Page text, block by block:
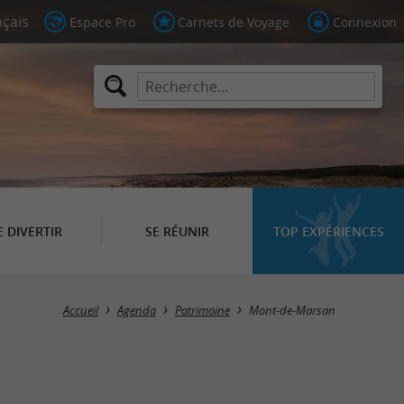
Espace Pro Carnets de Voyage Connexion
DIVERTIR SE RÉUNIR TOP EXPÉRIENCES
Masquer la carte
Accueil Agenda Patrimoine Mont-de-Marsan